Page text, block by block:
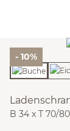
- 10%
B 34 x T 70/